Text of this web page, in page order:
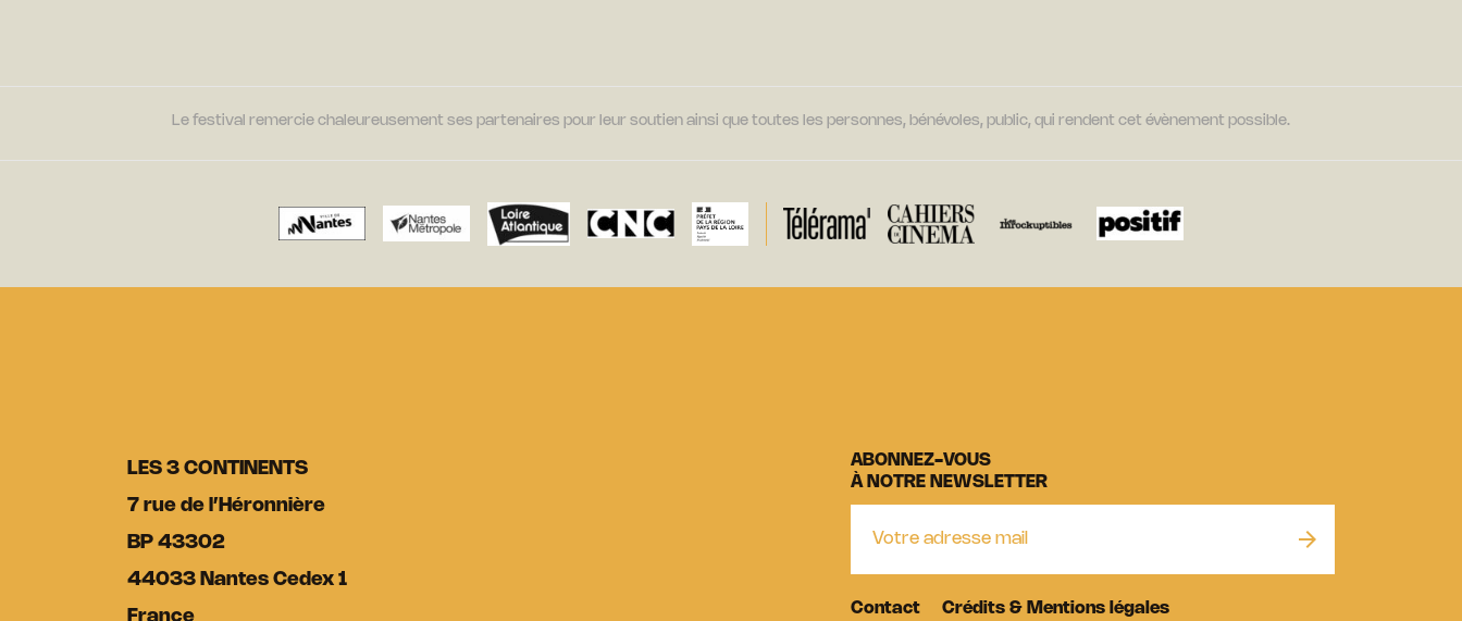
Le festival remercie chaleureusement ses partenaires pour leur soutien ainsi que toutes les personnes, bénévoles, public, qui rendent cet évènement possible.
LES 3 CONTINENTS
7 rue de l’Héronnière
BP 43302
44033 Nantes Cedex 1
France
ABONNEZ-VOUS
À NOTRE NEWSLETTER
Contact Crédits & Mentions légales